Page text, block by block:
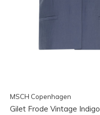
MSCH Copenhagen
Gilet Frode Vintage Indigo